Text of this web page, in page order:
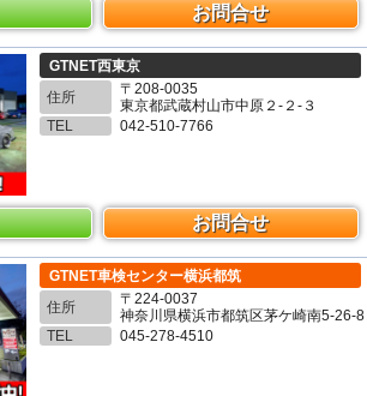
お問合せ
GTNET西東京
住所
〒208-0035
東京都武蔵村山市中原２-２-３
TEL
042-510-7766
お問合せ
GTNET車検センター横浜都筑
住所
〒224-0037
神奈川県横浜市都筑区茅ケ崎南5-26-8
TEL
045-278-4510